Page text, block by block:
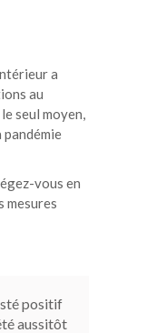
a
au
seul moyen,
vous en
mesures
positif
aussitôt